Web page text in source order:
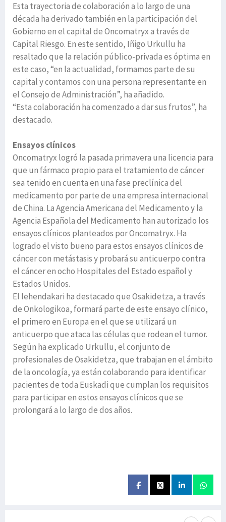
Esta trayectoria de colaboración a lo largo de una
década ha derivado también en la participación del
Gobierno en el capital de Oncomatryx a través de
Capital Riesgo. En este sentido, Iñigo Urkullu ha
resaltado que la relación público-privada es óptima en
este caso, “en la actualidad, formamos parte de su
capital y contamos con una persona representante en
el Consejo de Administración”, ha añadido.
“Esta colaboración ha comenzado a dar sus frutos”, ha
destacado.
Ensayos clínicos
Oncomatryx logró la pasada primavera una licencia para
que un fármaco propio para el tratamiento de cáncer
sea tenido en cuenta en una fase preclínica del
medicamento por parte de una empresa internacional
de China. La Agencia Americana del Medicamento y la
Agencia Española del Medicamento han autorizado los
ensayos clínicos planteados por Oncomatryx. Ha
logrado el visto bueno para estos ensayos clínicos de
cáncer con metástasis y probará su anticuerpo contra
el cáncer en ocho Hospitales del Estado español y
Estados Unidos.
El lehendakari ha destacado que Osakidetza, a través
de Onkologikoa, formará parte de este ensayo clínico,
el primero en Europa en el que se utilizará un
anticuerpo que ataca las células que rodean el tumor.
Según ha explicado Urkullu, el conjunto de
profesionales de Osakidetza, que trabajan en el ámbito
de la oncología, ya están colaborando para identificar
pacientes de toda Euskadi que cumplan los requisitos
para participar en estos ensayos clínicos que se
prolongará a lo largo de dos años.